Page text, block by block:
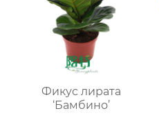
Фикус лирата
‘Бамбино’